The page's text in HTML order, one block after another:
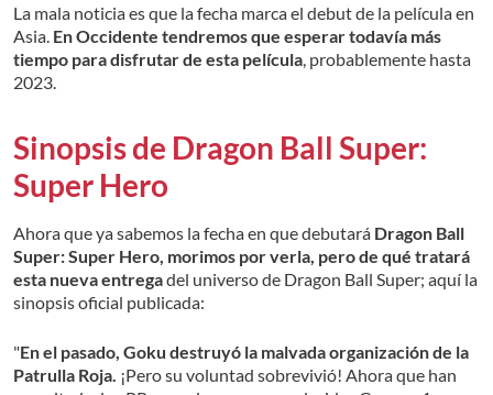
La mala noticia es que la fecha marca el debut de la película en
Asia. En Occidente tendremos que esperar todavía más
tiempo para disfrutar de esta película , probablemente hasta
2023.
Sinopsis de Dragon Ball Super:
Super Hero
Ahora que ya sabemos la fecha en que debutará Dragon Ball
Super: Super Hero, morimos por verla, pero de qué tratará
esta nueva entregadel universo de Dragon Ball Super; aquí la
sinopsis oficial publicada:
"En el pasado, Goku destruyó la malvada organización de la
Patrulla Roja. ¡Pero su voluntad sobrevivió! Ahora que han